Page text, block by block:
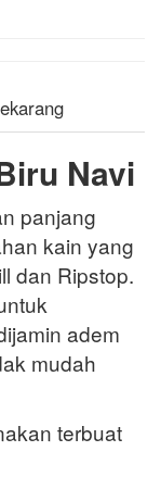
Navi
panjang
kain yang
dan Ripstop.
adem
mudah
terbuat